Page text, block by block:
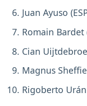
Juan Ayuso
Romain Bardet
Cian
Magnus
Rigoberto Urán